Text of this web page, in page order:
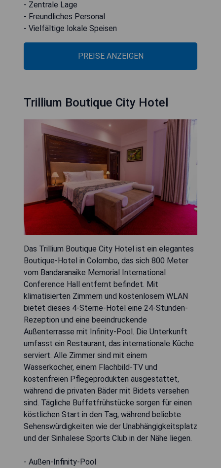
- Zentrale Lage
- Freundliches Personal
- Vielfältige lokale Speisen
PREISE ANZEIGEN
Trillium Boutique City Hotel
Das Trillium Boutique City Hotel ist ein elegantes
Boutique-Hotel in Colombo, das sich 800 Meter
vom Bandaranaike Memorial International
Conference Hall entfernt befindet. Mit
klimatisierten Zimmern und kostenlosem WLAN
bietet dieses 4-Sterne-Hotel eine 24-Stunden-
Rezeption und eine beeindruckende
Außenterrasse mit Infinity-Pool. Die Unterkunft
umfasst ein Restaurant, das internationale Küche
serviert. Alle Zimmer sind mit einem
Wasserkocher, einem Flachbild-TV und
kostenfreien Pflegeprodukten ausgestattet,
während die privaten Bäder mit Bidets versehen
sind. Tägliche Buffetfrühstücke sorgen für einen
köstlichen Start in den Tag, während beliebte
Sehenswürdigkeiten wie der Unabhängigkeitsplatz
und der Sinhalese Sports Club in der Nähe liegen.
- Außen-Infinity-Pool